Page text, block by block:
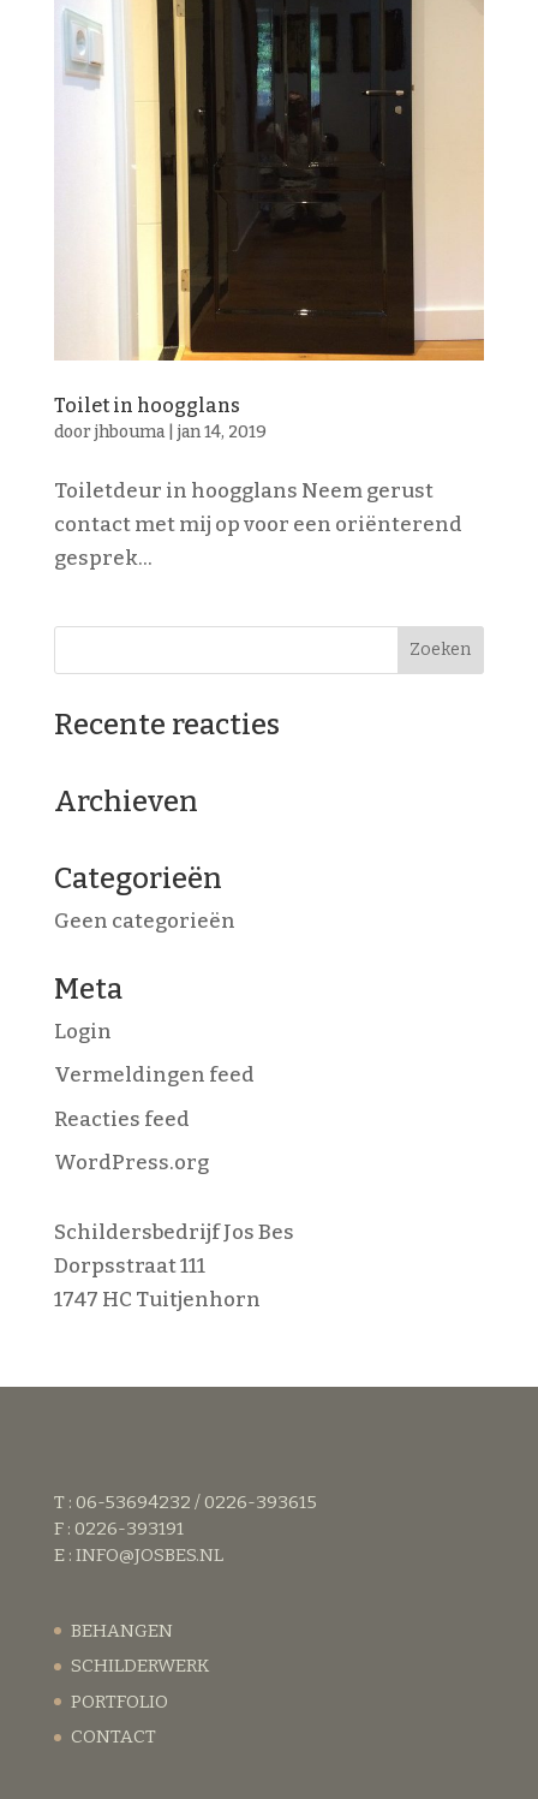
Toilet in hoogglans
doorjhbouma| jan 14, 2019
Toiletdeur in hoogglans Neem gerust
contact met mij op voor een oriënterend
gesprek...
Recente reacties
Archieven
Categorieën
Geen categorieën
Meta
Login
Vermeldingen feed
Reacties feed
WordPress.org
Schildersbedrijf Jos Bes
Dorpsstraat 111
1747 HC Tuitjenhorn
T : 06-53694232 / 0226-393615
F : 0226-393191
E : INFO@JOSBES.NL
BEHANGEN
SCHILDERWERK
PORTFOLIO
CONTACT